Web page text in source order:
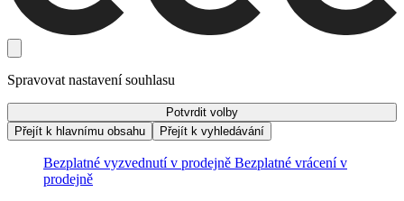
Spravovat nastavení souhlasu
Potvrdit volby
Přejít k hlavnímu obsahu
Přejít k vyhledávání
Bezplatné vyzvednutí v prodejně Bezplatné vrácení v
prodejně